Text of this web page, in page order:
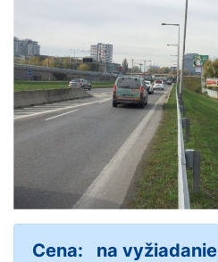
Cena: na vyžiadanie